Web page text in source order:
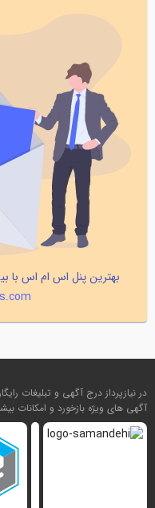
بهترین پنل اس ام اس با
در نیازپرداز درج آگهی و تبلیغات
آگهی های ویژه بازخورد و امکانات